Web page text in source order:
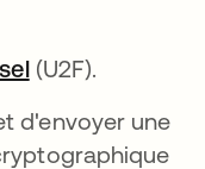
(U2F).
d'envoyer une